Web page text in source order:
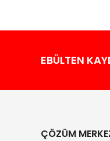
EBÜLTEN
ÇÖZÜM